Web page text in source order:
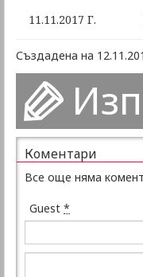
11.11.2017
Създадена на
Коментари
Все още няма
Guest *